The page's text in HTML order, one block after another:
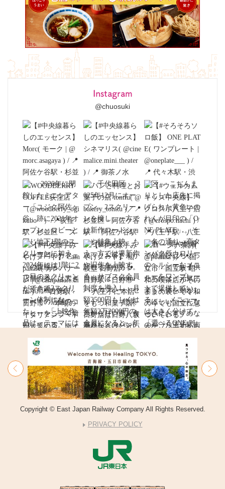
Instagram
@chuosuki
Copyright © East Japan Railway Company All Rights Reserved.
PRIVACY POLICY